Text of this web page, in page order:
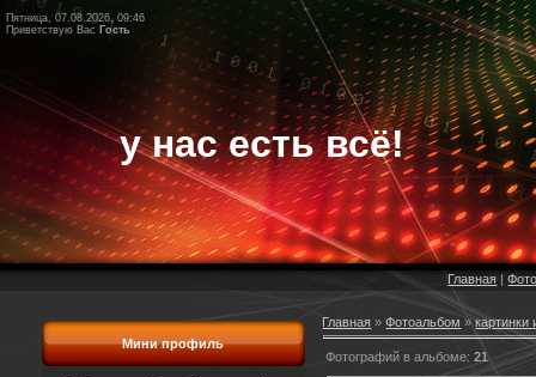
Пятница, 07.08.2026, 09:46
Приветствую Вас Гость
у нас есть всё!
Главная |
Мини профиль
Главная »Фотоальбом »картинки
Фотографий в альбоме:21